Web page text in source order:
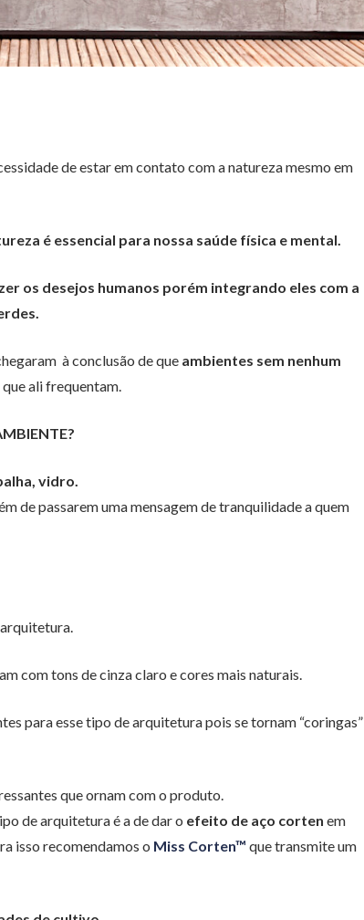
de estar em contato com a natureza mesmo em
é essencial para nossa saúde física e mental.
os desejos humanos porém integrando eles com a
à conclusão de que ambientes sem nenhum
que ali frequentam.
vidro.
de passarem uma mensagem de tranquilidade a quem
com tons de cinza claro e cores mais naturais.
para esse tipo de arquitetura pois se tornam “coringas”
que ornam com o produto.
de arquitetura é a de dar o efeito de aço corten em
isso recomendamos o Miss Corten™ que transmite um